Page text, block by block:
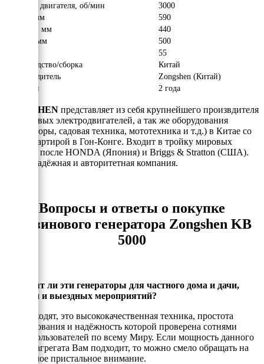
Обороты двигателя, об/мин
3000
Длина, мм
590
Ширина, мм
440
Высота, мм
500
55
Производство/сборка
Китай
Производитель
Zongshen (Китай)
Гарантия
2 года
ZONGSHEN представляет из себя крупнейшего произвдителя
бензиновых электродвигателей, а так же оборудования
(генераторы, садовая техника, мототехника и т.д.) в Китае со
штаб-квартирой в Гон-Конге. Входит в тройку мировых
лидеров после HONDA (Япония) и Briggs & Stratton (США).
Очень надёжная и авторитетная компания.
Вопросы и ответы о покупке
бензинового генератора Zongshen KB
5000
Подходят ли эти генераторы для частного дома и дачи,
стройки и выездных мероприятий?
Да, подходят, это высококачественная техника, простота
использования и надёжность которой проверена сотнями
тысяч пользователей по всему Миру. Если мощность данного
электроагрегата Вам подходит, то можно смело обращать на
него самое пристальное внимание.